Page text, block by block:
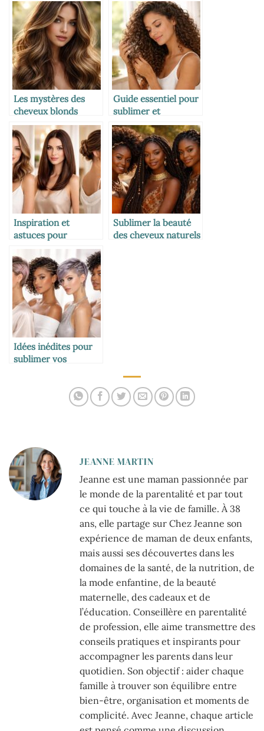
Les mystères des
cheveux blonds
foncés : nuances et
secrets
Guide essentiel pour
sublimer et
entretenir vos
cheveux bouclés au
quotidien
Inspiration et
astuces pour
sublimer les cheveux
mi-longs
Sublimer la beauté
des cheveux naturels
Idées inédites pour
sublimer vos
JEANNE MARTIN
Jeanne est une maman passionnée par
le monde de la parentalité et par tout
ce qui touche à la vie de famille. À 38
ans, elle partage sur Chez Jeanne son
expérience de maman de deux enfants,
mais aussi ses découvertes dans les
domaines de la santé, de la nutrition, de
la mode enfantine, de la beauté
maternelle, des cadeaux et de
l’éducation. Conseillère en parentalité
de profession, elle aime transmettre des
conseils pratiques et inspirants pour
accompagner les parents dans leur
quotidien. Son objectif : aider chaque
famille à trouver son équilibre entre
bien-être, organisation et moments de
complicité. Avec Jeanne, chaque article